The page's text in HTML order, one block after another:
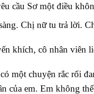
cầu Sơ một điều
Chị nữ tu trả lời.
khích, cô nhân viên
một chuyện rắc rối
của em. Em không